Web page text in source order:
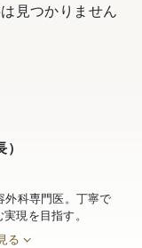
見つかりません
外科専門医。丁寧で
現を目指す。
る